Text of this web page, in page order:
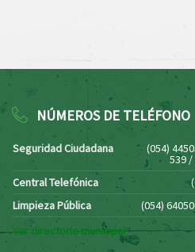
NÚMEROS DE TELÉFONO
Seguridad Ciudadana (054)
539 /
Central Telefónica
Limpieza Pública
(054)
Ver directorio municipal